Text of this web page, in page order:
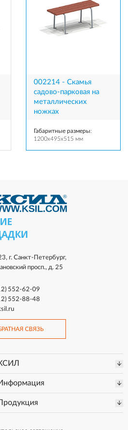
002214 - Скамья
садово-парковая на
металлических
ножках
Габаритные размеры:
1200x495x515 мм
г. Санкт-Петербург,
просп., д. 25
552-62-09
552-88-48
СВЯЗЬ